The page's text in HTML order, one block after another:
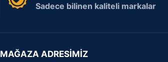
Sadece bilinen kaliteli markalar
MAĞAZA ADRESİMİZ